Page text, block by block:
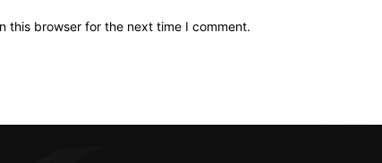
this browser for the next time I comment.